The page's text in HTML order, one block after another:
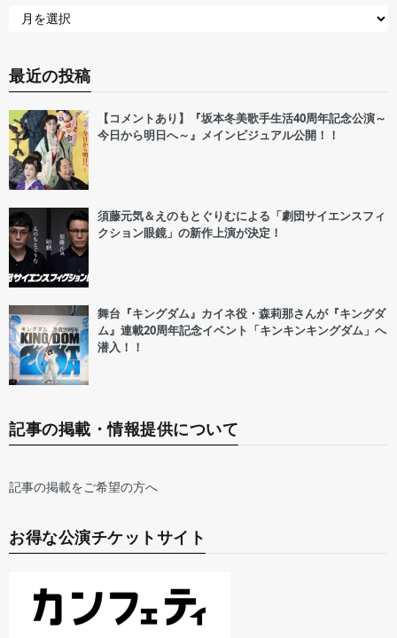
最近の投稿
【コメントあり】『坂本冬美歌手生活40周年記念公演～
今日から明日へ～』メインビジュアル公開！！
須藤元気＆えのもとぐりむによる「劇団サイエンスフィ
クション眼鏡」の新作上演が決定！
舞台『キングダム』カイネ役・森莉那さんが『キングダ
ム』連載20周年記念イベント「キンキンキングダム」へ
潜入！！
記事の掲載・情報提供について
記事の掲載をご希望の方へ
お得な公演チケットサイト